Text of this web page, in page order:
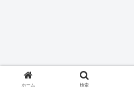
ホーム 検索